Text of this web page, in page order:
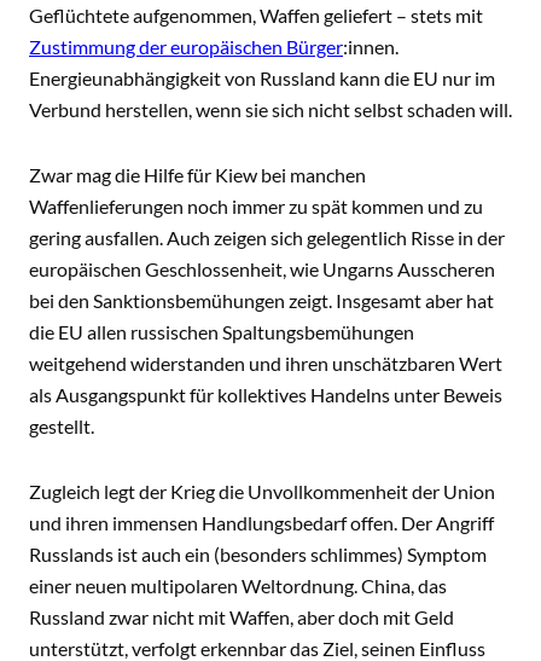
Geflüchtete aufgenommen, Waffen geliefert – stets mit
Zustimmung der europäischen Bürger:innen.
Energieunabhängigkeit von Russland kann die EU nur im
Verbund herstellen, wenn sie sich nicht selbst schaden will.
Zwar mag die Hilfe für Kiew bei manchen
Waffenlieferungen noch immer zu spät kommen und zu
gering ausfallen. Auch zeigen sich gelegentlich Risse in der
europäischen Geschlossenheit, wie Ungarns Ausscheren
bei den Sanktionsbemühungen zeigt. Insgesamt aber hat
die EU allen russischen Spaltungsbemühungen
weitgehend widerstanden und ihren unschätzbaren Wert
als Ausgangspunkt für kollektives Handelns unter Beweis
gestellt.
Zugleich legt der Krieg die Unvollkommenheit der Union
und ihren immensen Handlungsbedarf offen. Der Angriff
Russlands ist auch ein (besonders schlimmes) Symptom
einer neuen multipolaren Weltordnung. China, das
Russland zwar nicht mit Waffen, aber doch mit Geld
unterstützt, verfolgt erkennbar das Ziel, seinen Einfluss